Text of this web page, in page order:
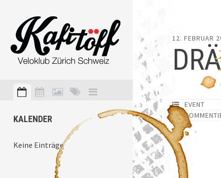
KALENDER
Keine Einträge
12. FEBRUAR
EVENT